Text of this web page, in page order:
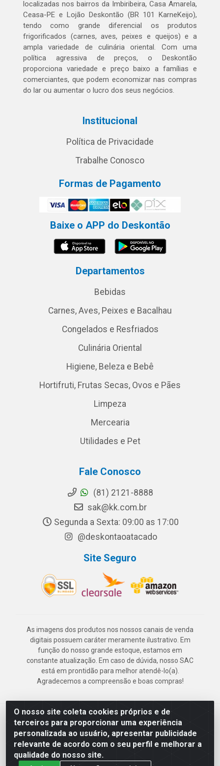
O nosso site coleta cookies próprios e de
terceiros para proporcionar uma experiência
personalizada ao usuário, apresentar publicidade
relevante de acordo com o seu perfil e melhorar a
qualidade do nosso site.
localizadas nos bairros da Imbiribeira, Casa Amarela,
Ceasa-PE e Lojão Deskontão (BR 101 KarneKeijo),
tendo como grande diferencial os produtos
frigorificados (carnes, aves, peixes e queijos) e a
ampla variedade de culinária oriental. Com uma
política agressiva de preços, o Deskontão
proporciona variedade e preço baixo a famílias e
comerciantes, que podem economizar nas compras
do lar ou aumentar o lucro dos seus negócios.
Institucional
Política de Privacidade
Trabalhe Conosco
Formas de Pagamento
Baixe o APP do Deskontão
Departamentos
Bebidas
Carnes, Aves, Peixes e Bacalhau
Congelados e Resfriados
Culinária Oriental
Higiene, Beleza e Bebê
Hortifruti, Frutas Secas, Ovos e Pães
Limpeza
Mercearia
Utilidades e Pet
Fale Conosco
(81) 2121-8888
sak@kk.com.br
Segunda a Sexta: 09:00 as 17:00
@deskontaoatacado
Site Seguro
As imagens dos produtos nos nossos canais de venda
digitais possuem caráter meramente ilustrativo. Em
função do nosso grande estoque, estamos em
constante atualização. Em caso de dúvida, nosso SAC
está em prontidão para melhor atendê-lo(a).
Agradecemos a compreensão e boas compras!
Deskontão Atacado - Av. Marechal Mascarenhas de Morais, 2471 -
Imbiribeira - Recife/PE - CEP 51.150-001 - CNPJ 24.150.377/0003-
57